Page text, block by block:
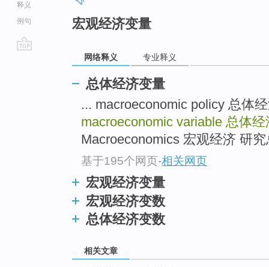
释义
例句
宏观经济变量
网络释义 专业释义
总体经济变量
... macroeconomic policy 总体
macroeconomic variable 总体经
Macroeconomics 宏观经济 研
基于195个网页-相关网页
宏观经济变量
宏观经济变数
总体经济变数
相关文章